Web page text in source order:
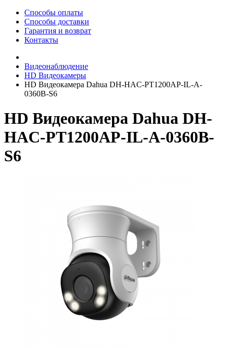
Способы оплаты
Способы доставки
Гарантия и возврат
Контакты
Видеонаблюдение
HD Видеокамеры
HD Видеокамера Dahua DH-HAC-PT1200AP-IL-A-
0360B-S6
HD Видеокамера Dahua DH-
HAC-PT1200AP-IL-A-0360B-
S6